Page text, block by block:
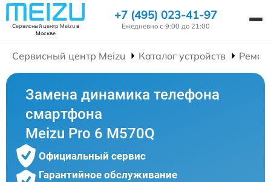
Сервисный центр Meizuв
Москве
+7 (495) 023-41-97
Ежедневно с 9:00 до 21:00
Сервисный центр Meizu Каталог устройств
Замена динамика телефона
смартфона
Meizu Pro 6 M570Q
Официальный сервис
Гарантийное обслуживание